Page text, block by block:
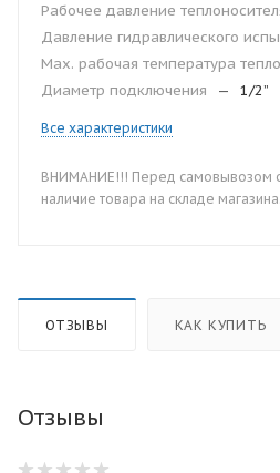
Рабочее давление
Давление гидравлического
Мax. рабочая температура
Диаметр подключения
— 1/2”
Все характеристики
ВНИМАНИЕ!!! Перед самовывозом
наличие товара на складе магазина.
ОТЗЫВЫ КАК КУПИТЬ
Отзывы